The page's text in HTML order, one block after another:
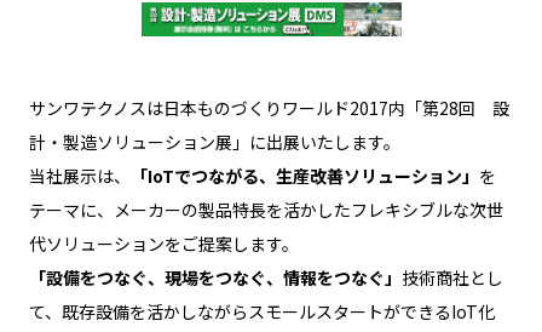
サンワテクノスは日本ものづくりワールド2017内「第28回 設
計・製造ソリューション展」に出展いたします。
当社展示は、
「IoTでつながる、生産改善ソリューション」 を
テーマに、メーカーの製品特長を活かしたフレキシブルな次世
代ソリューションをご提案します。
「設備をつなぐ、現場をつなぐ、情報をつなぐ」 技術商社とし
て、既存設備を活かしながらスモールスタートができるIoT化